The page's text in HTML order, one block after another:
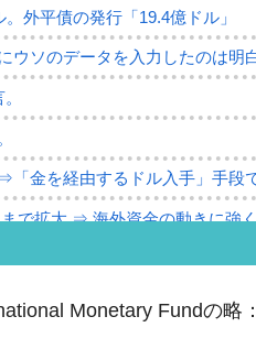
外平債の発行「19.4億ドル」
ソのデータを入力したのは明白
「金を経由するドル入手」手段
で拡大 ⇒ 海外資金の動きに強
国家が行った恐るべき株価操作
Monetary Fundの略